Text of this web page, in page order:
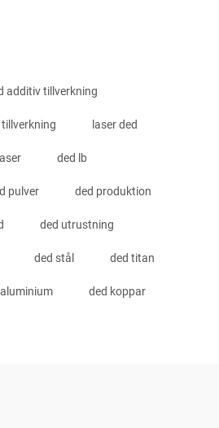
additiv tillverkning
laser ded
ded lb
pulver ded produktion
ded utrustning
ded stål ded titan
ded koppar